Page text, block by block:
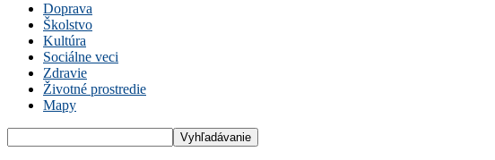
Doprava
Školstvo
Kultúra
Sociálne veci
Zdravie
Životné prostredie
Mapy